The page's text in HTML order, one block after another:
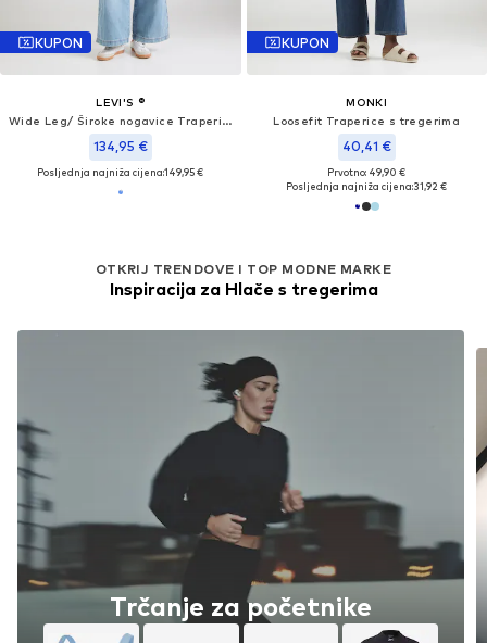
KUPON
LEVI'S ®
Wide Leg/ Široke nogavice Traperice s tregerima 'XL Overall'
134,95 €
Posljednja najniža cijena:149,95 €
KUPON
MONKI
Loosefit Traperice s tregerima
40,41 €
Prvotno: 49,90 €
Posljednja najniža cijena:31,92 €
OTKRIJ TRENDOVE I TOP MODNE MARKE
Inspiracija za Hlače s tregerima
Trčanje za početnike